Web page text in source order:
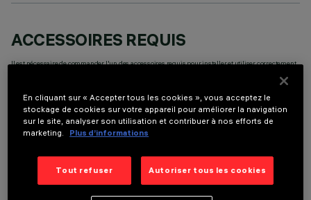
ACCESSOIRES REQUIS
Il est nécessaire de commander l'un des accessoires requis pour installer et utiliser correctement
COMPOSANTS OPTIONNELS
En cliquant sur « Accepter tous les cookies », vous acceptez le
stockage de cookies sur votre appareil pour améliorer la navigation
sur le site, analyser son utilisation et contribuer à nos efforts de
marketing. Plus d’informations
Tout refuser Autoriser tous les cookies